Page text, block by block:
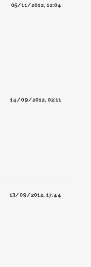
05/11/2012, 12:04
14/09/2012, 02:11
13/09/2012, 17:44